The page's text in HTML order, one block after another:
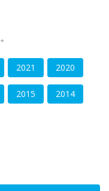
2021 2020
2015 2014